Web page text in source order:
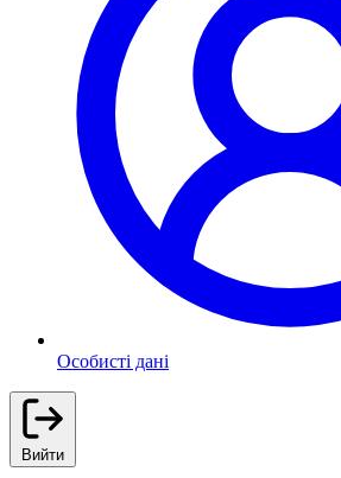
Особисті дані
Вийти